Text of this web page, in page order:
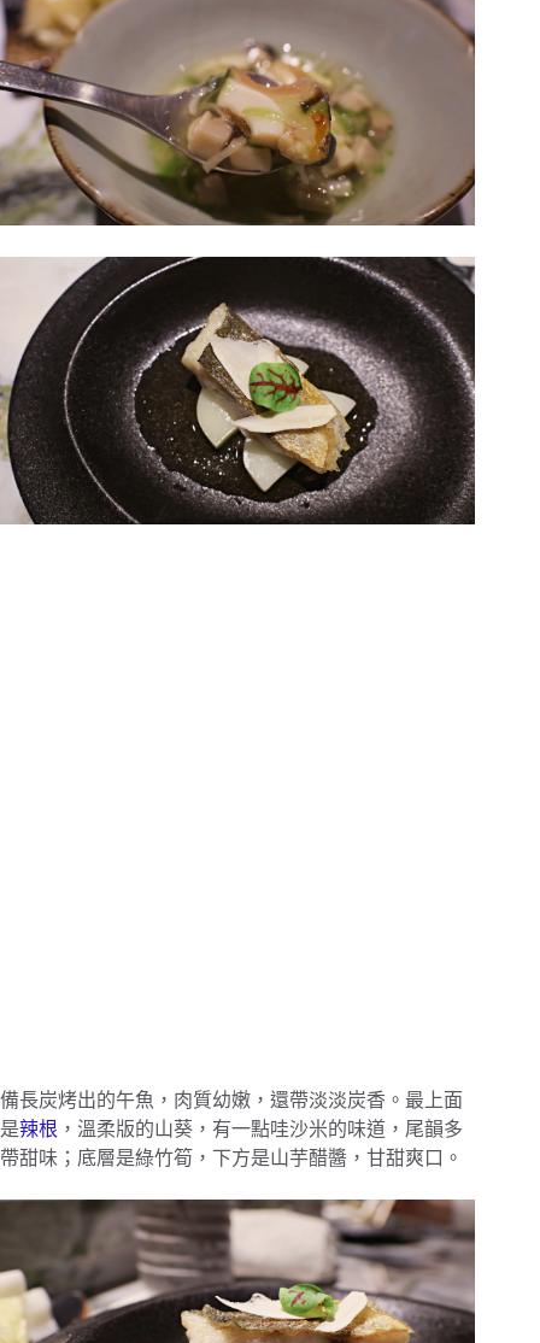
備長炭烤出的午魚，肉質幼嫩，還帶淡淡炭香。最上面
是辣根 ，溫柔版的山葵，有一點哇沙米的味道，尾韻多
帶甜味；底層是綠竹筍，下方是山芋醋醬，甘甜爽口。